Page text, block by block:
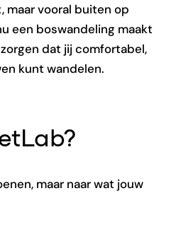
maar vooral buiten op
een boswandeling maakt
dat jij comfortabel,
kunt wandelen.
maar naar wat jouw